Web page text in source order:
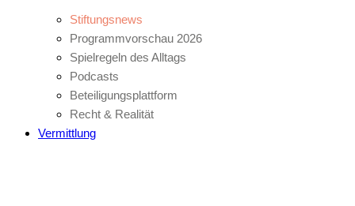
Stiftungsnews
Programmvorschau 2026
Spielregeln des Alltags
Podcasts
Beteiligungsplattform
Recht & Realität
Vermittlung